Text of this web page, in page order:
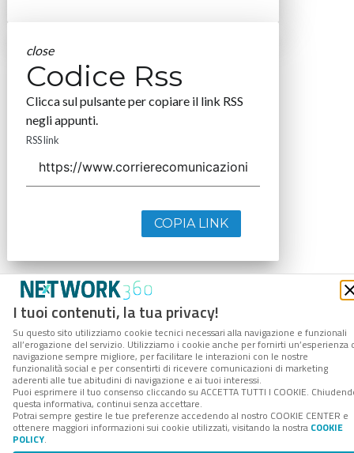
I tuoi contenuti, la tua privacy!
Su questo sito utilizziamo cookie tecnici necessari alla navigazione e funzionali
all’erogazione del servizio. Utilizziamo i cookie anche per fornirti un’esperienza
navigazione sempre migliore, per facilitare le interazioni con le nostre
funzionalità social e per consentirti di ricevere comunicazioni di marketing
aderenti alle tue abitudini di navigazione e ai tuoi interessi.
Puoi esprimere il tuo consenso cliccando su ACCETTA TUTTI I COOKIE.
questa informativa, continui senza accettare.
Potrai sempre gestire le tue preferenze accedendo al nostro COOKIE CENTER e
ottenere maggiori informazioni sui cookie utilizzati, visitando la nostra COOKIE
POLICY.
close
Codice Rss
Clicca sul pulsante per copiare il link RSS
negli appunti.
RSS link
COPIA LINK